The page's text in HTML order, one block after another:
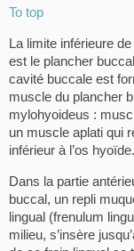
To top
La limite inférieure
est le plancher
cavité buccale est
muscle du plancher
mylohyoideus :
un muscle aplati qui
inférieur à l’os hyoïde.
Dans la partie
buccal, un repli
lingual (frenulum
milieu, s’insère